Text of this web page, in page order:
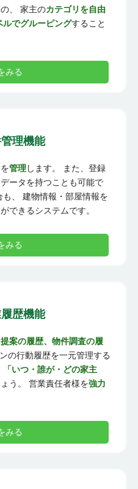
、 家主のカテゴリを自由
ルでグルーピングすること
みる
理機能
を管理します。 また、登録
データを持つことも可能で
も、 建物情報・部屋情報を
できるシステムです。
みる
歴機能
案の履歴、物件調査の履
の行動履歴を一元管理する
「いつ・誰が・どの家主
う。 営業責任者様を強力
みる